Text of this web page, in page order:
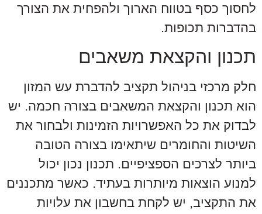
לחסוך כסף בטווח הארוך ולהפחית את הצורך
בהדברות תכופות.
תכנון והקצאת משאבים
חלק מרכזי בניהול תקציב להדברת עש המזון
הוא תכנון והקצאת המשאבים בצורה חכמה. יש
לבדוק את כל האפשרויות הזמינות ולבחור את
השיטות והחומרים שיתאימו בצורה הטובה
ביותר לצרכים הספציפיים. תכנון נכון יכול
למנוע הוצאות מיותרות בעתיד. כאשר מתכננים
את התקציב, יש לקחת בחשבון את עלויות